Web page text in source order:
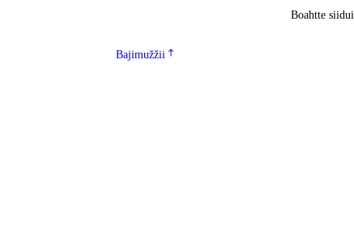
Boahtte siidui
Bajimužžii